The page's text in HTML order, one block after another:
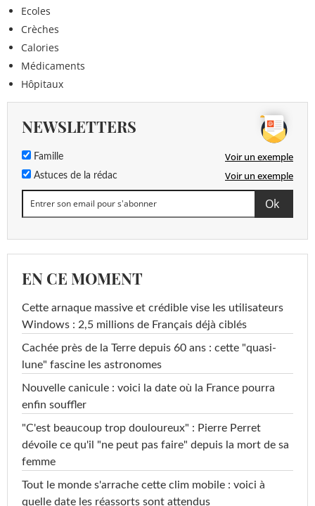
Ecoles
Crèches
Calories
Médicaments
Hôpitaux
NEWSLETTERS
Famille Voir un exemple
Astuces de la rédac Voir un exemple
EN CE MOMENT
Cette arnaque massive et crédible vise les utilisateurs
Windows : 2,5 millions de Français déjà ciblés
Cachée près de la Terre depuis 60 ans : cette "quasi-
lune" fascine les astronomes
Nouvelle canicule : voici la date où la France pourra
enfin souffler
"C'est beaucoup trop douloureux" : Pierre Perret
dévoile ce qu'il "ne peut pas faire" depuis la mort de sa
femme
Tout le monde s'arrache cette clim mobile : voici à
quelle date les réassorts sont attendus